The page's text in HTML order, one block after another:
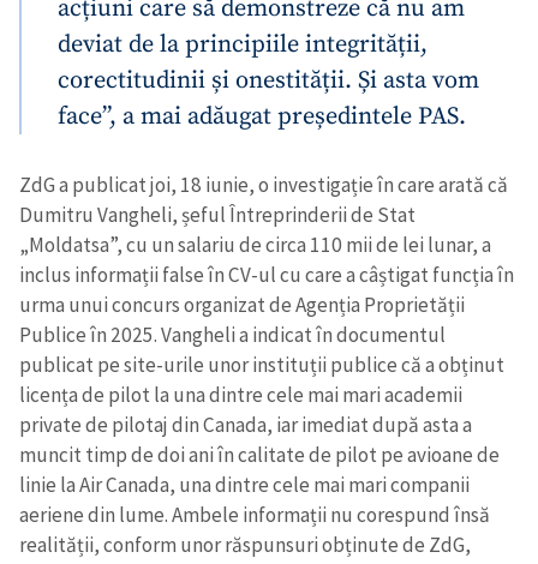
Trimite o informație
Despre ZdG
in English
на русском
acțiuni care să demonstreze că nu am
deviat de la principiile integrității,
corectitudinii și onestității. Și asta vom
face”, a mai adăugat președintele PAS.
ZdG a publicat joi, 18 iunie, o investigație în care arată că
Dumitru Vangheli, șeful Întreprinderii de Stat
„Moldatsa”, cu un salariu de circa 110 mii de lei lunar, a
inclus informații false în CV-ul cu care a câștigat funcția în
urma unui concurs organizat de Agenția Proprietății
Publice în 2025. Vangheli a indicat în documentul
publicat pe site-urile unor instituții publice că a obținut
licența de pilot la una dintre cele mai mari academii
private de pilotaj din Canada, iar imediat după asta a
muncit timp de doi ani în calitate de pilot pe avioane de
linie la Air Canada, una dintre cele mai mari companii
aeriene din lume. Ambele informații nu corespund însă
realității, conform unor răspunsuri obținute de ZdG,